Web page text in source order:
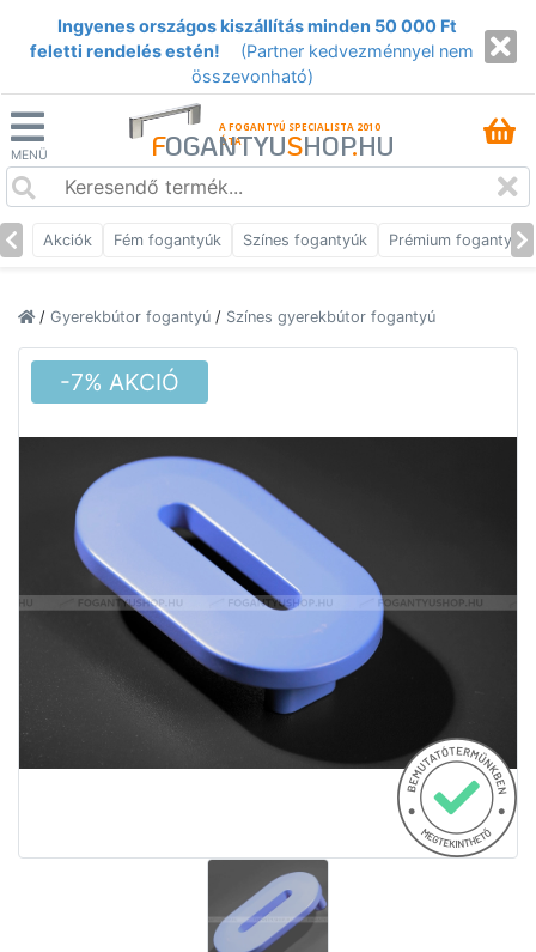
Ingyenes országos kiszállítás minden 50 000 Ft
feletti rendelés estén!
(Partner kedvezménnyel nem
összevonható)
MENÜ
A FOGANTYÚ SPECIALISTA 2010
ÓTA
FOGANTYUSHOP.HU
Akciók Fém fogantyúk Színes fogantyúk Prémium fogantyúk
/ Gyerekbútor fogantyú / Színes gyerekbútor fogantyú
-7% AKCIÓ